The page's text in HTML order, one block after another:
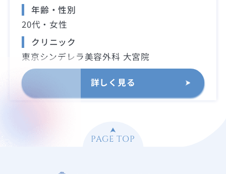
年齢・性別
20代・女性
クリニック
東京シンデレラ美容外科 大宮院
詳しく見る
PAGE TOP